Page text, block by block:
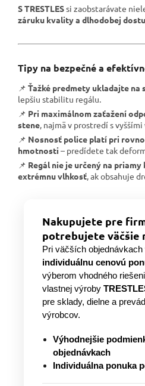
S TRESTLESsi zaobstarávate
záruku kvality a dlhodobej
Tipy na bezpečné a
📌 Ťažké predmety ukladajte na
lepšiu stabilitu regálu.
📌 Pri maximálnom zaťažení
stene , najmä v prostredí s
📌 Nosnosť police platí pri
hmotnosti – predídete tak
📌 Regál nie je určený na
extrémnu vlhkosť , ak obsahuje
Nakupujete pre
potrebujete väčšie
Pri väčších
individuálnu cenovú
výberom vhodného
vlastnej výroby
pre sklady, dielne a
výrobcov.
Výhodnejšie
objednávkach
Individuálna ponuka